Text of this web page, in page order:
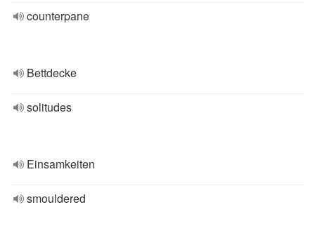
counterpane
Bettdecke
solitudes
Einsamkeiten
smouldered